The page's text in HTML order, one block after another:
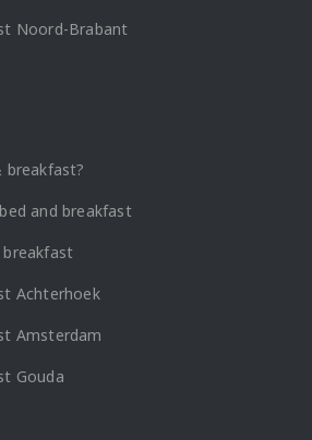
Noord-Brabant
breakfast?
and breakfast
breakfast
Achterhoek
Amsterdam
Gouda